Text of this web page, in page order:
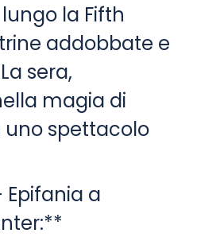
la Fifth
addobbate e
sera,
magia di
uno spettacolo
a